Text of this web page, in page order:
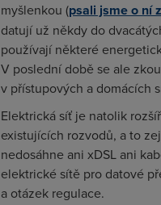
myšlenkou (psali jsme o ní
datují už někdy do
používají některé
V poslední době se ale
v přístupových a domácích
Elektrická síť je natolik
existujících rozvodů, a to
nedosáhne ani xDSL ani
elektrické sítě pro datové
a otázek regulace.